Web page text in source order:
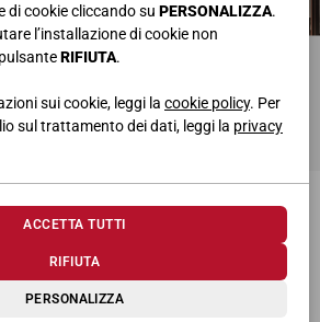
di cookie cliccando su PERSONALIZZA.
l’installazione di cookie non
RIFIUTA.
sui cookie, leggi la cookie policy. Per
sul trattamento dei dati, leggi la privacy
PERSONALIZZA
RIFIUTA
ACCETTA TUTTI
+ ACCESSORI BIANCO SETA
INTERESSARE